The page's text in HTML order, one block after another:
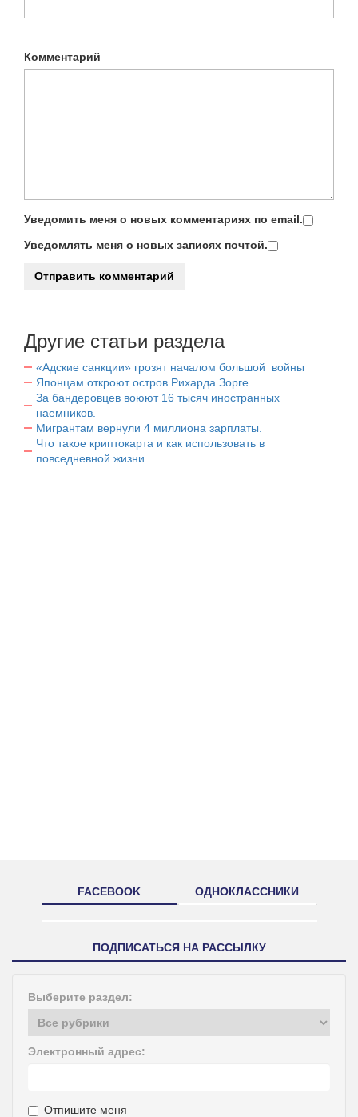
Комментарий
Уведомить меня о новых комментариях по email.
Уведомлять меня о новых записях почтой.
Другие статьи раздела
«Адские санкции» грозят началом большой войны
Японцам откроют остров Рихарда Зорге
За бандеровцев воюют 16 тысяч иностранных
наемников.
Мигрантам вернули 4 миллиона зарплаты.
Что такое криптокарта и как использовать в
повседневной жизни
FACEBOOK ОДНОКЛАССНИКИ
ПОДПИСАТЬСЯ НА РАССЫЛКУ
Выберите раздел:
Электронный адрес:
Отпишите меня